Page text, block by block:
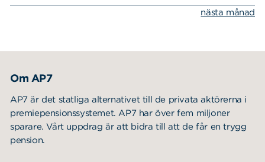
nästa månad
Om AP7
AP7 är det statliga alternativet till de privata aktörerna i
premiepensionssystemet. AP7 har över fem miljoner
sparare. Vårt uppdrag är att bidra till att de får en trygg
pension.